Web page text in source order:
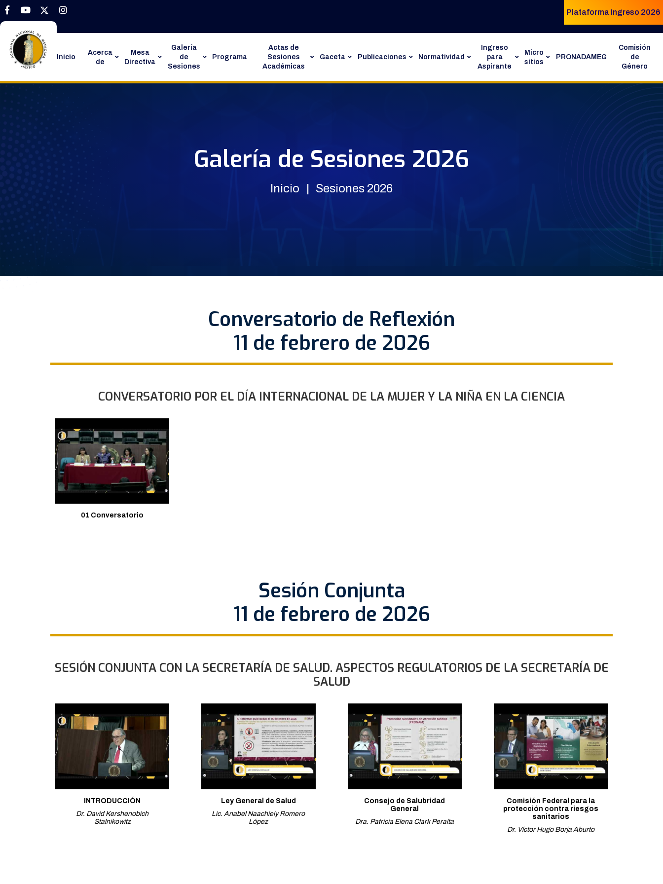
Plataforma Ingreso 2026
Inicio
Acerca
de
Mesa
Directiva
Galería
de
Sesiones
Programa
Actas de
Sesiones
Académicas
Gaceta Publicaciones Normatividad
Ingreso
para
Aspirante
Micro
sitios
PRONADAMEG
Comisión
de
Género
Galería de Sesiones 2026
Inicio Sesiones 2026
Conversatorio de Reflexión
11 de febrero de 2026
CONVERSATORIO POR EL DÍA INTERNACIONAL DE LA MUJER Y LA NIÑA EN LA CIENCIA
01 Conversatorio
Sesión Conjunta
11 de febrero de 2026
SESIÓN CONJUNTA CON LA SECRETARÍA DE SALUD. ASPECTOS REGULATORIOS DE LA SECRETARÍA DE
SALUD
INTRODUCCIÓN
Dr. David Kershenobich
Stalnikowitz
Ley General de Salud
Lic. Anabel Naachiely Romero
López
Consejo de Salubridad
General
Dra. Patricia Elena Clark Peralta
Comisión Federal para la
protección contra riesgos
sanitarios
Dr. Víctor Hugo Borja Aburto